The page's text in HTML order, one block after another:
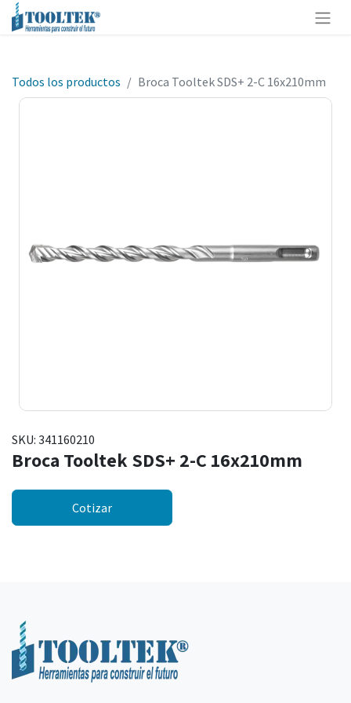
Todos los productos Broca Tooltek SDS+ 2-C 16x210mm
SKU: 341160210
Broca Tooltek SDS+ 2-C 16x210mm
Cotizar